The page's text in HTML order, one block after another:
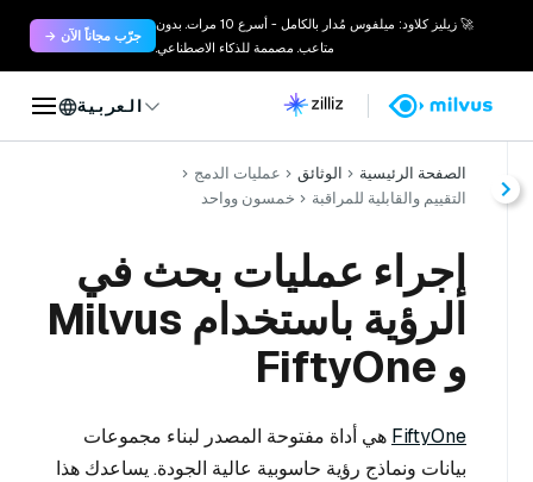
🚀 زيليز كلاود: ميلفوس مُدار بالكامل - أسرع 10 مرات. بدون
متاعب. مصممة للذكاء الاصطناعي.
جرّب مجاناً الآن →
العربية
الصفحة الرئيسية الوثائق
عمليات الدمج
التقييم والقابلية للمراقبة
خمسون وواحد
إجراء عمليات بحث في
الرؤية باستخدام Milvus
و FiftyOne
FiftyOne هي أداة مفتوحة المصدر لبناء مجموعات
بيانات ونماذج رؤية حاسوبية عالية الجودة. يساعدك هذا